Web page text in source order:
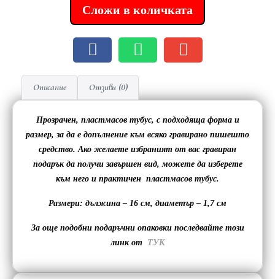
Сложи в количката
Описание Отзиви (0)
Прозрачен, пластмасов тубус, с подходяща форма и
размер, за да е допълнение към всяко гравирано пишешто
средство. Ако желаете избраният от вас гравиран
подарък да получи завършен вид, можете да изберете
към него и практичен пластмасов тубус.
Размери: дължина – 16 см, диаметър – 1,7 см
За още подобни подаръчни опаковки последвайте този
линк от ТУК